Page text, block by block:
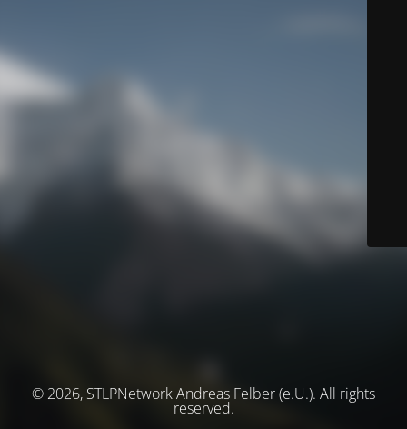
© 2026, STLPNetwork Andreas Felber (e.U.). All rights
reserved.